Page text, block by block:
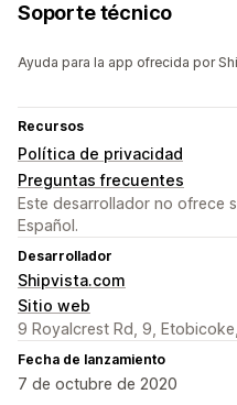
Soporte técnico
Ayuda para la app ofrecida por
Recursos
Política de privacidad
Preguntas frecuentes
Este desarrollador no ofrece
Español.
Desarrollador
Shipvista.com
Sitio web
9 Royalcrest Rd, 9,
Fecha de lanzamiento
7 de octubre de 2020